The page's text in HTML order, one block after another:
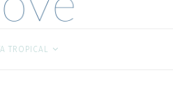
TROPICAL